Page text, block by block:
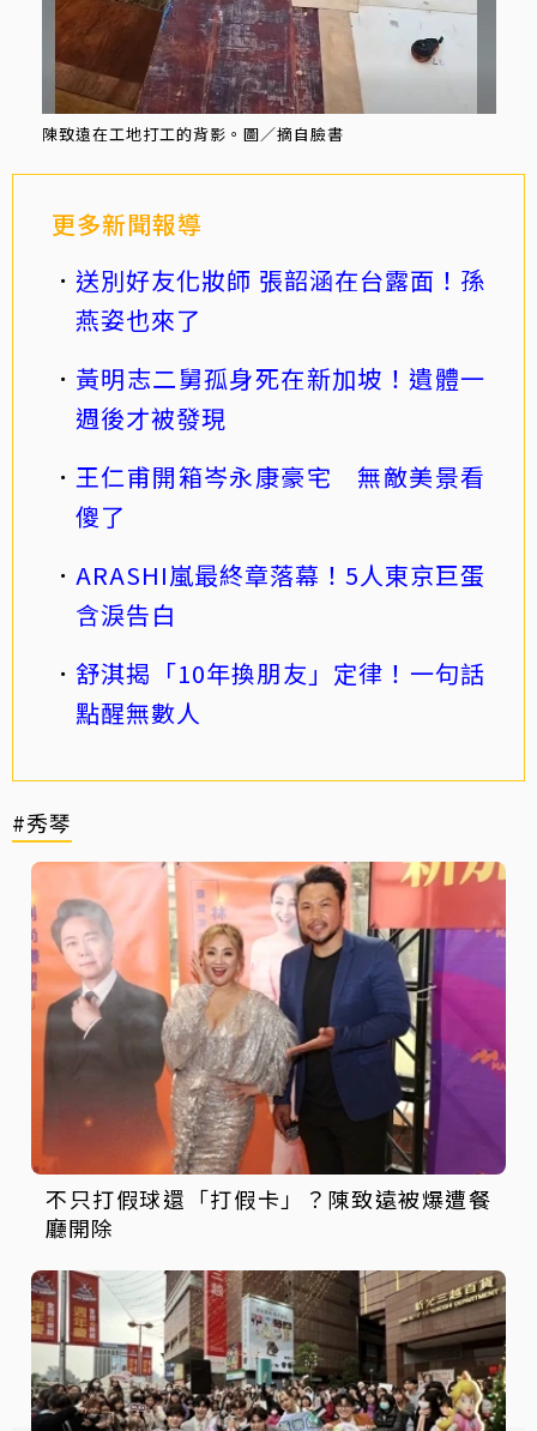
陳致遠在工地打工的背影。圖／摘自臉書
更多新聞報導
送別好友化妝師 張韶涵在台露面！孫
燕姿也來了
黃明志二舅孤身死在新加坡！遺體一
週後才被發現
王仁甫開箱岑永康豪宅 無敵美景看
傻了
ARASHI嵐最終章落幕！5人東京巨蛋
含淚告白
舒淇揭「10年換朋友」定律！一句話
點醒無數人
#秀琴
不只打假球還「打假卡」？陳致遠被爆遭餐
廳開除